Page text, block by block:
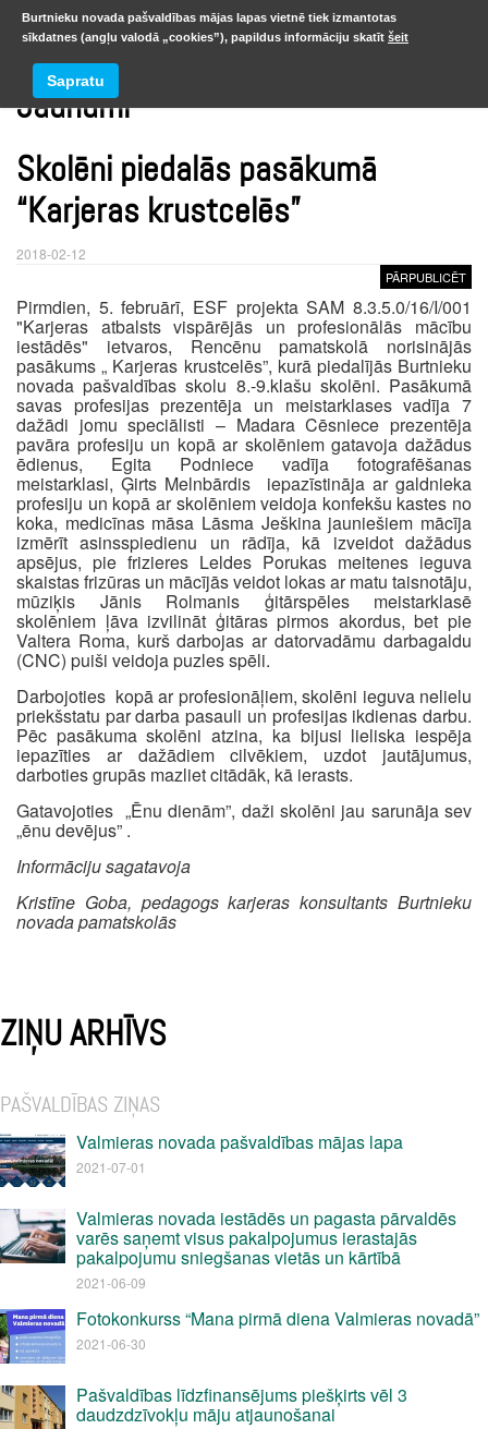
Jaunumi
Skolēni piedalās pasākumā
“Karjeras krustcelēs”
2018-02-12
PĀRPUBLICĒT
Pirmdien, 5. februārī, ESF projekta SAM 8.3.5.0/16/I/001
"Karjeras atbalsts vispārējās un profesionālās mācību
iestādēs" ietvaros, Rencēnu pamatskolā norisinājās
pasākums „ Karjeras krustcelēs”, kurā piedalījās Burtnieku
novada pašvaldības skolu 8.-9.klašu skolēni. Pasākumā
savas profesijas prezentēja un meistarklases vadīja 7
dažādi jomu speciālisti – Madara Cēsniece prezentēja
pavāra profesiju un kopā ar skolēniem gatavoja dažādus
ēdienus, Egita Podniece vadīja fotografēšanas
meistarklasi, Ģirts Melnbārdis iepazīstināja ar galdnieka
profesiju un kopā ar skolēniem veidoja konfekšu kastes no
koka, medicīnas māsa Lāsma Ješkina jauniešiem mācīja
izmērīt asinsspiedienu un rādīja, kā izveidot dažādus
apsējus, pie frizieres Leldes Porukas meitenes ieguva
skaistas frizūras un mācījās veidot lokas ar matu taisnotāju,
mūziķis Jānis Rolmanis ģitārspēles meistarklasē
skolēniem ļāva izvilināt ģitāras pirmos akordus, bet pie
Valtera Roma, kurš darbojas ar datorvadāmu darbagaldu
(CNC) puiši veidoja puzles spēli.
Darbojoties kopā ar profesionāļiem, skolēni ieguva nelielu
priekšstatu par darba pasauli un profesijas ikdienas darbu.
Pēc pasākuma skolēni atzina, ka bijusi lieliska iespēja
iepazīties ar dažādiem cilvēkiem, uzdot jautājumus,
darboties grupās mazliet citādāk, kā ierasts.
Gatavojoties „Ēnu dienām”, daži skolēni jau sarunāja sev
„ēnu devējus” .
Informāciju sagatavoja
Kristīne Goba, pedagogs karjeras konsultants Burtnieku
novada pamatskolās
ZIŅU ARHĪVS
PAŠVALDĪBAS ZIŅAS
Valmieras novada pašvaldības mājas lapa
2021-07-01
Valmieras novada iestādēs un pagasta pārvaldēs
varēs saņemt visus pakalpojumus ierastajās
pakalpojumu sniegšanas vietās un kārtībā
2021-06-09
Fotokonkurss “Mana pirmā diena Valmieras novadā”
2021-06-30
Pašvaldības līdzfinansējums piešķirts vēl 3
daudzdzīvokļu māju atjaunošanai
Burtnieku novada pašvaldības mājas lapas vietnē tiek izmantotas
sīkdatnes (angļu valodā „cookies”), papildus informāciju skatīt šeit
Sapratu